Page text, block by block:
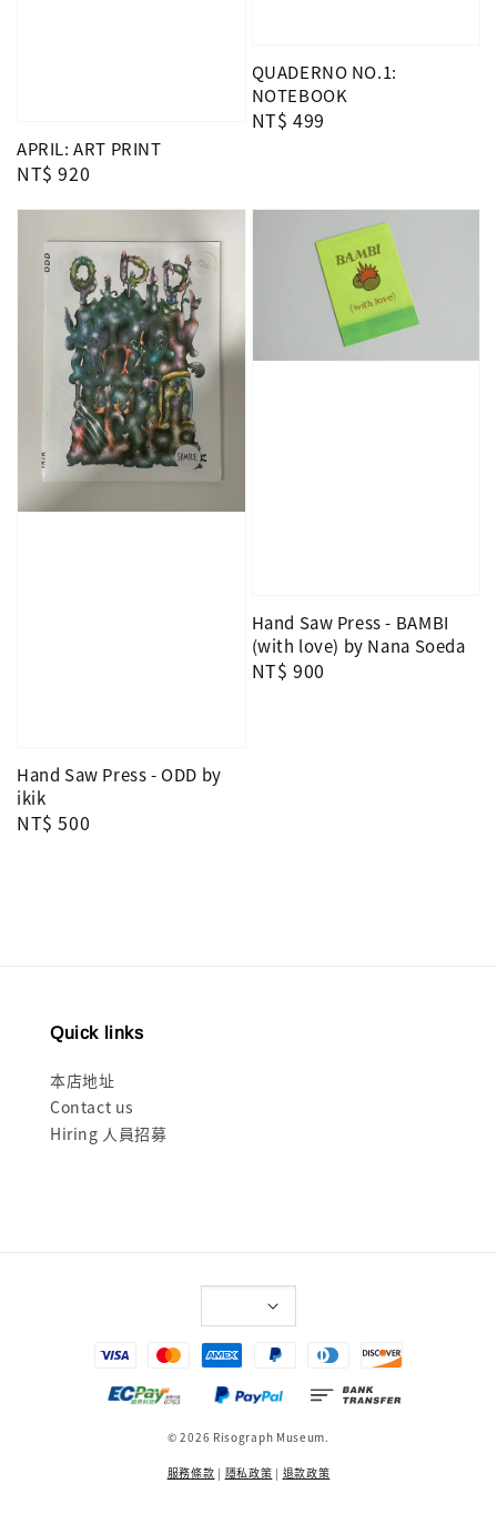
APRIL: ART PRINT
Regular
NT$ 920
QUADERNO NO.1:
NOTEBOOK
Regular
NT$ 499
Hand Saw Press - ODD by
ikik
Regular
NT$ 500
Hand Saw Press - BAMBI
(with love) by Nana Soeda
Regular
NT$ 900
Quick links
本店地址
Contact us
Hiring 人員招募
© 2026 Risograph Museum.
服務條款 | 隱私政策 | 退款政策